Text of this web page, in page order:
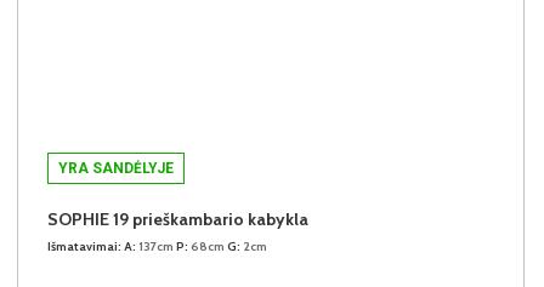
YRA SANDĖLYJE
SOPHIE 19 prieškambario kabykla
Išmatavimai: A: 137cm P: 68cm G: 2cm